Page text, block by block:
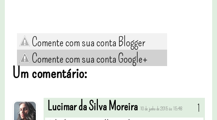
Comente com sua conta Blogger
Comente com sua conta Google+
Um comentário:
Lucimar da Silva Moreira 10 de junho de 2015 às 15:48